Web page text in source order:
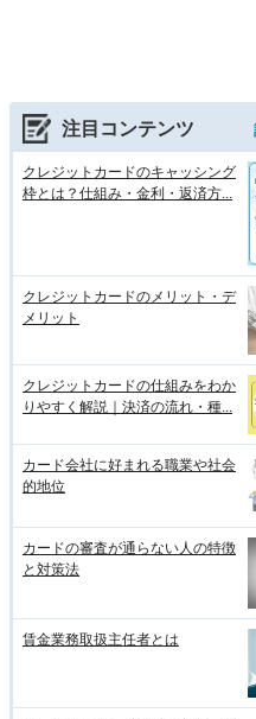
注目コンテンツ
クレジットカードのキャッシング
枠とは？仕組み・金利・返済方...
クレジットカードのメリット・デ
メリット
クレジットカードの仕組みをわか
りやすく解説｜決済の流れ・種...
カード会社に好まれる職業や社会
的地位
カードの審査が通らない人の特徴
と対策法
賃金業務取扱主任者とは